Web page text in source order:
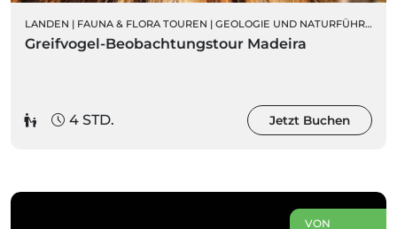
LANDEN | FAUNA & FLORA TOUREN | GEOLOGIE UND NATURFÜHRUNGEN
Greifvogel-Beobachtungstour Madeira
4 STD. Jetzt Buchen
VON